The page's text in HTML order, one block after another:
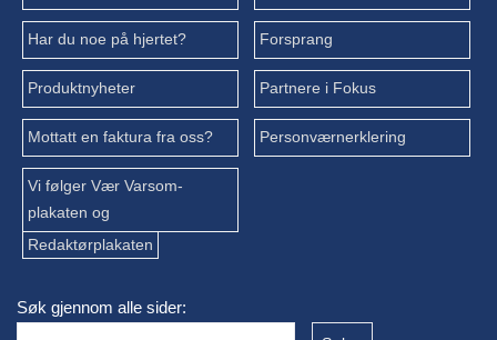
Har du noe på hjertet? Forsprang
Produktnyheter Partnere i Fokus
Mottatt en faktura fra oss? Personværnerklering
Vi følger Vær Varsom-
plakaten og
Redaktørplakaten
Søk gjennom alle sider: